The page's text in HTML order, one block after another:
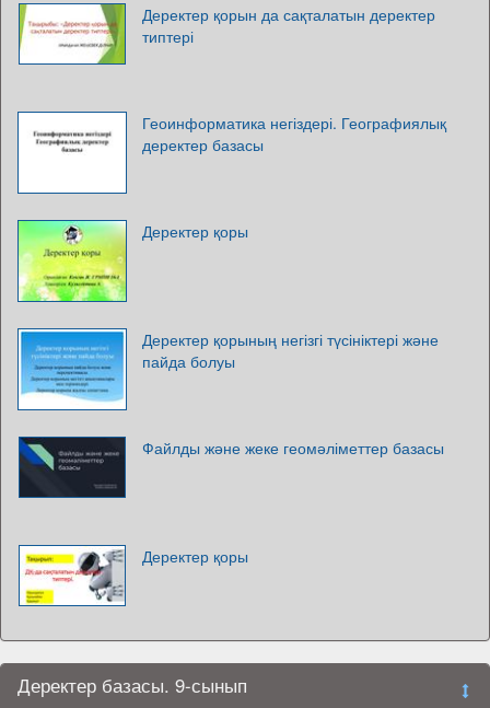
Деректер қорын да сақталатын деректер
типтері
Геоинформатика негіздері. Географиялық
деректер базасы
Деректер қоры
Деректер қорының негізгі түсініктері және
пайда болуы
Файлды және жеке геомәліметтер базасы
Деректер қоры
Деректер базасы. 9-сынып